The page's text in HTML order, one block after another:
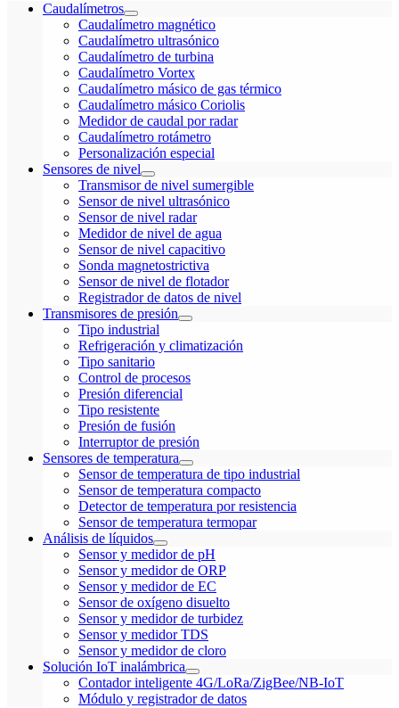
Caudalímetros
Caudalímetro magnético
Caudalímetro ultrasónico
Caudalímetro de turbina
Caudalímetro Vortex
Caudalímetro másico de gas térmico
Caudalímetro másico Coriolis
Medidor de caudal por radar
Caudalímetro rotámetro
Personalización especial
Sensores de nivel
Transmisor de nivel sumergible
Sensor de nivel ultrasónico
Sensor de nivel radar
Medidor de nivel de agua
Sensor de nivel capacitivo
Sonda magnetostrictiva
Sensor de nivel de flotador
Registrador de datos de nivel
Transmisores de presión
Tipo industrial
Refrigeración y climatización
Tipo sanitario
Control de procesos
Presión diferencial
Tipo resistente
Presión de fusión
Interruptor de presión
Sensores de temperatura
Sensor de temperatura de tipo industrial
Sensor de temperatura compacto
Detector de temperatura por resistencia
Sensor de temperatura termopar
Análisis de líquidos
Sensor y medidor de pH
Sensor y medidor de ORP
Sensor y medidor de EC
Sensor de oxígeno disuelto
Sensor y medidor de turbidez
Sensor y medidor TDS
Sensor y medidor de cloro
Solución IoT inalámbrica
Contador inteligente 4G/LoRa/ZigBee/NB-IoT
Módulo y registrador de datos